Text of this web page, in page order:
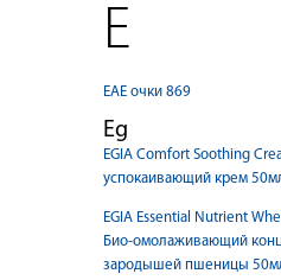
E
EAE очки 869
Eg
EGIA Comfort Soothing
успокаивающий крем
EGIA Essential Nutrient
Био-омолаживающий
зародышей пшеницы